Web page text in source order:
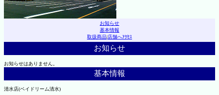
お知らせ
基本情報
取扱商品|店舗へｱｸｾｽ
お知らせ
お知らせはありません。
基本情報
清水店(ベイドリーム清水)